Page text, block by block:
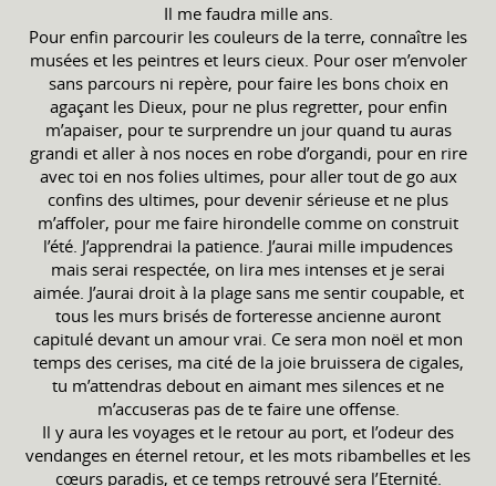
Il me faudra mille ans.
Pour enfin parcourir les couleurs de la terre, connaître les
musées et les peintres et leurs cieux. Pour oser m’envoler
sans parcours ni repère, pour faire les bons choix en
agaçant les Dieux, pour ne plus regretter, pour enfin
m’apaiser, pour te surprendre un jour quand tu auras
grandi et aller à nos noces en robe d’organdi, pour en rire
avec toi en nos folies ultimes, pour aller tout de go aux
confins des ultimes, pour devenir sérieuse et ne plus
m’affoler, pour me faire hirondelle comme on construit
l’été. J’apprendrai la patience. J’aurai mille impudences
mais serai respectée, on lira mes intenses et je serai
aimée. J’aurai droit à la plage sans me sentir coupable, et
tous les murs brisés de forteresse ancienne auront
capitulé devant un amour vrai. Ce sera mon noël et mon
temps des cerises, ma cité de la joie bruissera de cigales,
tu m’attendras debout en aimant mes silences et ne
m’accuseras pas de te faire une offense.
Il y aura les voyages et le retour au port, et l’odeur des
vendanges en éternel retour, et les mots ribambelles et les
cœurs paradis, et ce temps retrouvé sera l’Eternité.